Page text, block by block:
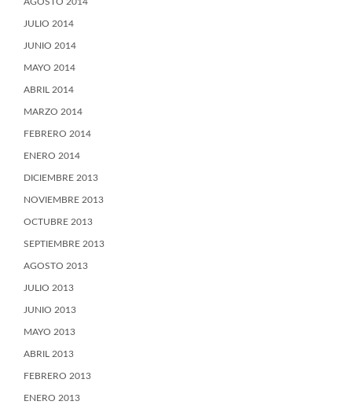
JULIO 2014
JUNIO 2014
MAYO 2014
ABRIL 2014
MARZO 2014
FEBRERO 2014
ENERO 2014
DICIEMBRE 2013
NOVIEMBRE 2013
OCTUBRE 2013
SEPTIEMBRE 2013
AGOSTO 2013
JULIO 2013
JUNIO 2013
MAYO 2013
ABRIL 2013
FEBRERO 2013
ENERO 2013